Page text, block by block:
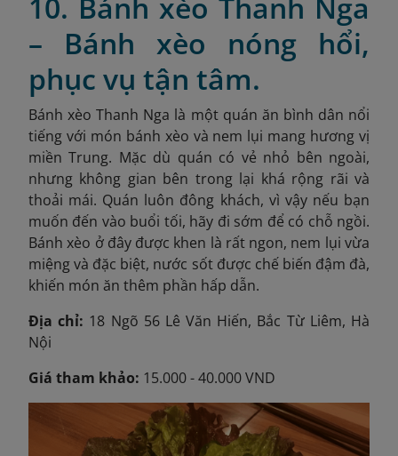
– Bánh xèo nóng hổi,
phục vụ tận tâm.
Bánh xèo Thanh Nga là một quán ăn bình dân nổi
tiếng với món bánh xèo và nem lụi mang hương vị
miền Trung. Mặc dù quán có vẻ nhỏ bên ngoài,
nhưng không gian bên trong lại khá rộng rãi và
thoải mái. Quán luôn đông khách, vì vậy nếu bạn
muốn đến vào buổi tối, hãy đi sớm để có chỗ ngồi.
Bánh xèo ở đây được khen là rất ngon, nem lụi vừa
miệng và đặc biệt, nước sốt được chế biến đậm đà,
khiến món ăn thêm phần hấp dẫn.
Địa chỉ: 18 Ngõ 56 Lê Văn Hiến, Bắc Từ Liêm, Hà
Nội
Giá tham khảo: 15.000 - 40.000 VND